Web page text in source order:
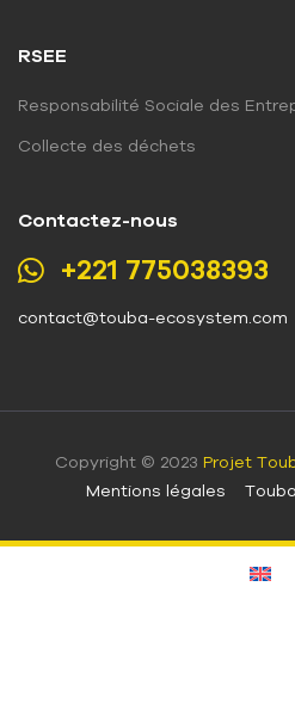
RSEE
Responsabilité Sociale des
Collecte des déchets
Contactez-nous
+221 775038393
contact@touba-ecosystem.com
Copyright © 2023 Projet
Mentions légales